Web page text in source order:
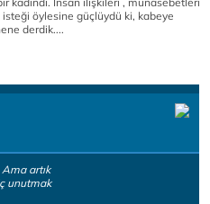
öylesine güçlüydü ki, kabeye
derdik....
artık
unutmak